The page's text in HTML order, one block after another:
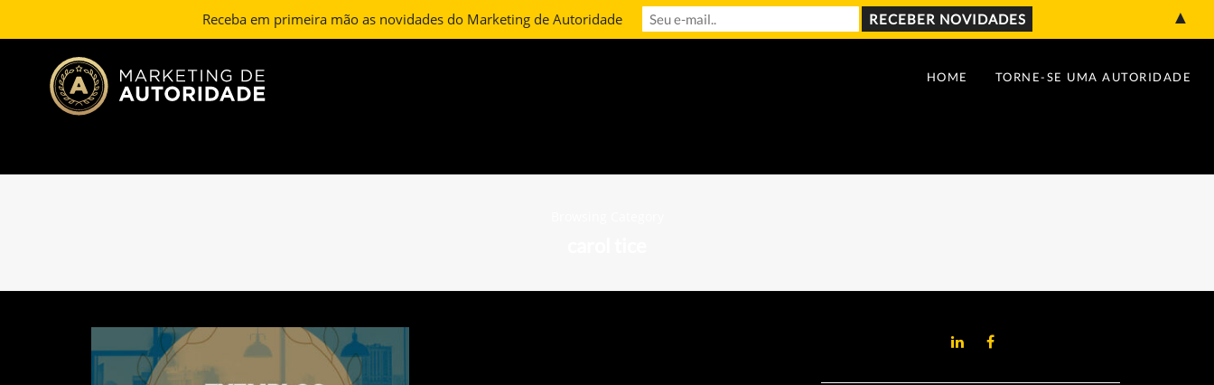
HOME TORNE-SE UMA AUTORIDADE
Receba em primeira mão as novidades do Marketing de Autoridade ▲